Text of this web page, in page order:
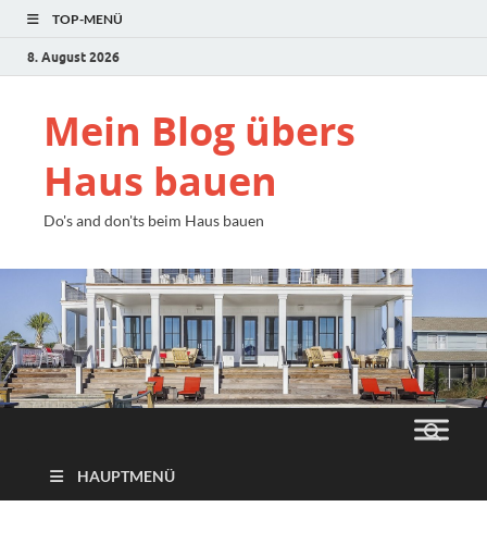
TOP-MENÜ
8. August 2026
Mein Blog übers
Haus bauen
Do's and don'ts beim Haus bauen
HAUPTMENÜ